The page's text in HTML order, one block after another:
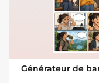
Générateur de